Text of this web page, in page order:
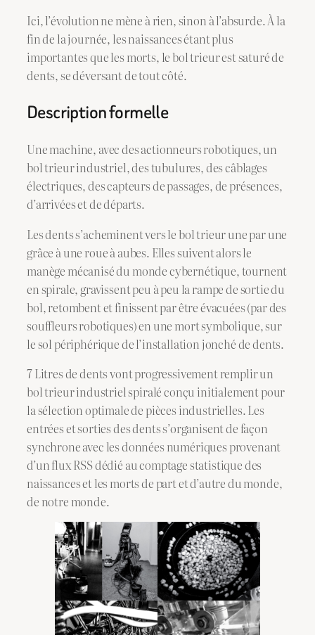
Ici, l’évolution ne mène à rien, sinon à l’absurde. À la
fin de la journée, les naissances étant plus
importantes que les morts, le bol trieur est saturé de
dents, se déversant de tout côté.
Description formelle
Une machine, avec des actionneurs robotiques, un
bol trieur industriel, des tubulures, des câblages
électriques, des capteurs de passages, de présences,
d’arrivées et de départs.
Les dents s’acheminent vers le bol trieur une par une
grâce à une roue à aubes. Elles suivent alors le
manège mécanisé du monde cybernétique, tournent
en spirale, gravissent peu à peu la rampe de sortie du
bol, retombent et finissent par être évacuées (par des
souffleurs robotiques) en une mort symbolique, sur
le sol périphérique de l’installation jonché de dents.
7 Litres de dents vont progressivement remplir un
bol trieur industriel spiralé conçu initialement pour
la sélection optimale de pièces industrielles. Les
entrées et sorties des dents s’organisent de façon
synchrone avec les données numériques provenant
d’un flux RSS dédié au comptage statistique des
naissances et les morts de part et d’autre du monde,
de notre monde.